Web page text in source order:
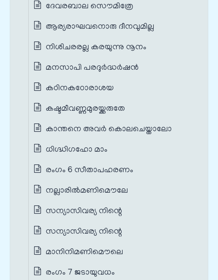
ദേവരബാല സൌമിത്രേ
ആര്യരാഘവനൊരു ദീനവുമില്ല
നിശിചരരല്ല കരയുന്നു നൂനം
മനസാപി പരദുര്‍ദ്ധര്‍ഷന്‍
കഠിനകഠോരാശയ
കഷ്ടമീവണ്ണമുരയ്ക്കരുതേ
കാന്തനെ അവര്‍ കൊലചെയ്താലോ
ധിഗ്ദ്ധിഗഹോ മാം
രംഗം 6 സീതാപഹരണം
നല്ലാരില്‍മണിമൌലേ
സന്യാസിവര്യ നിന്റെ
സന്യാസിവര്യ നിന്റെ
മാനിനിമണിമൌലെ
രംഗം 7 ജടായുവധം